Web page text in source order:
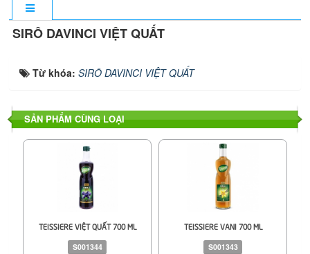
SIRÔ DAVINCI VIỆT QUẤT
Từ khóa: SIRÔ DAVINCI VIỆT QUẤT
SẢN PHẨM CÙNG LOẠI
TEISSIERE VIỆT QUẤT 700 ML
S001344
TEISSIERE VANI 700 ML
S001343